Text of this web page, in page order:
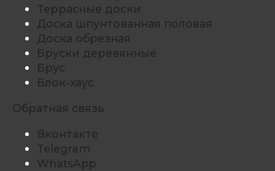
Террасные доски
Доска шпунтованная половая
Доска обрезная
Бруски деревянные
Брус
Блок-хаус
Обратная связь
Вконтакте
Telegram
WhatsApp